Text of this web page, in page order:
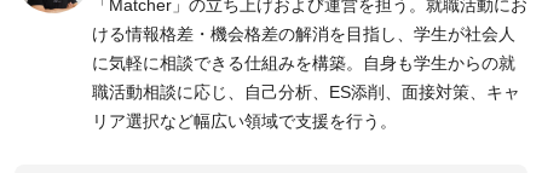
「Matcher」の立ち上げおよび運営を担う。就職活動にお
ける情報格差・機会格差の解消を目指し、学生が社会人
に気軽に相談できる仕組みを構築。自身も学生からの就
職活動相談に応じ、自己分析、ES添削、面接対策、キャ
リア選択など幅広い領域で支援を行う。